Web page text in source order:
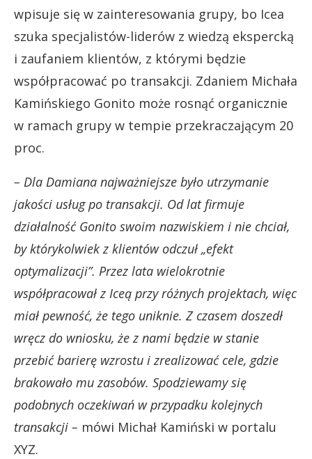
wpisuje się w zainteresowania grupy, bo Icea
szuka specjalistów-liderów z wiedzą ekspercką
i zaufaniem klientów, z którymi będzie
współpracować po transakcji. Zdaniem Michała
Kamińskiego Gonito może rosnąć organicznie
w ramach grupy w tempie przekraczającym 20
proc.
– Dla Damiana najważniejsze było utrzymanie
jakości usług po transakcji. Od lat firmuje
działalność Gonito swoim nazwiskiem i nie chciał,
by którykolwiek z klientów odczuł „efekt
optymalizacji”. Przez lata wielokrotnie
współpracował z Iceą przy różnych projektach, więc
miał pewność, że tego uniknie. Z czasem doszedł
wręcz do wniosku, że z nami będzie w stanie
przebić barierę wzrostu i zrealizować cele, gdzie
brakowało mu zasobów. Spodziewamy się
podobnych oczekiwań w przypadku kolejnych
transakcji – mówi Michał Kamiński w portalu
XYZ.